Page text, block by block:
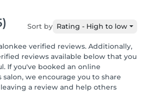
Sort by Rating - High to low
verified reviews. Additionally,
reviews available below that you
If you've booked an online
we encourage you to share
a review and help others